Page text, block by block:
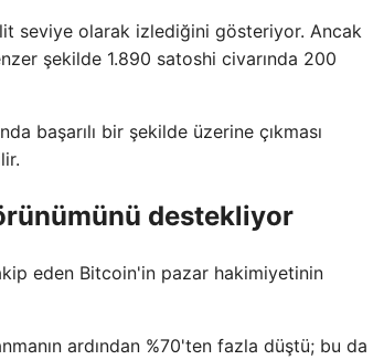
kilit seviye olarak izlediğini gösteriyor. Ancak
şekilde 1.890 satoshi civarında 200
başarılı bir şekilde üzerine çıkması
destekliyor
eden Bitcoin'in pazar hakimiyetinin
ardından %70'ten fazla düştü; bu da